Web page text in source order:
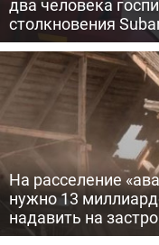
два человека
столкновения
На расселение
нужно 13
надавить на